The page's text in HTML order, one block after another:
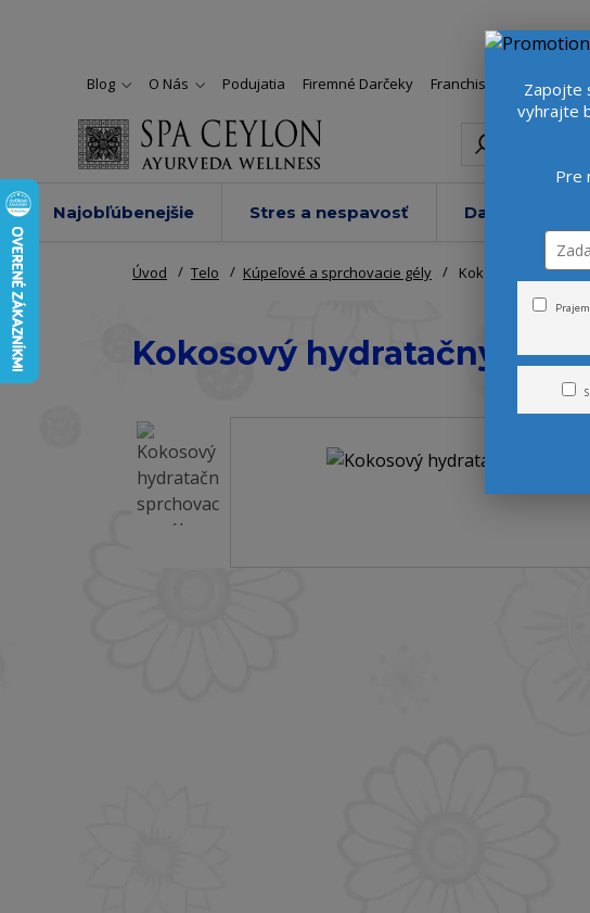
Blog O Nás Podujatia Firemné Darčeky Franchise
Najobľúbenejšie Stres a nespavosť Darčeky
Úvod Telo Kúpeľové a sprchovacie gély Kokosový
Kokosový hydratačný
Zapojte
vyhrajte
Pre